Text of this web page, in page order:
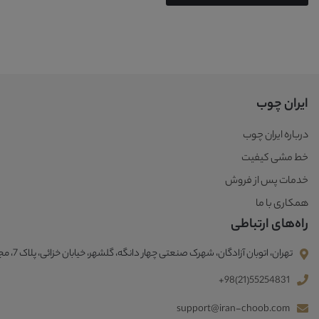
ایران چوب
درباره ایران چوب
خط مشی کیفیت
خدمات پس از فروش
همکاری با ما
راه‌های ارتباطی
تهران، اتوبان آزادگان، شهرک صنعتی چهار دانگه، گلشهر، خیابان خزائی، پلاک 7، مجتمع صنعتی ایران چوب
+98(21)55254831
support@iran-choob.com